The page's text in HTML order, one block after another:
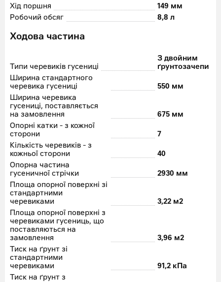
Хід поршня
149 мм
Робочий обсяг
8,8 л
Ходова частина
Типи черевиків гусениці
З двойним
ґрунтозачепи
Ширина стандартного
черевика гусениці
550 мм
Ширина черевика
гусениці, поставляється
на замовлення
675 мм
Опорні катки - з кожної
сторони
7
Кількість черевиків - з
кожньої сторони
40
Опорна частина
гусеничної стрічки
2930 мм
Площа опорної поверхні зі
стандартними
черевиками
3,22 м2
Площа опорної поверхні з
черевиками гусениць, що
поставляються на
замовлення
3,96 м2
Тиск на ґрунт зі
стандартними
черевиками
91,2 кПа
Тиск на ґрунт з